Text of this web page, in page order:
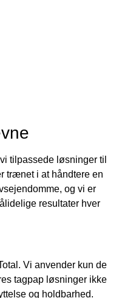
tilpassede løsninger til
trænet i at håndtere en
og vi er
resultater hver
Vi anvender kun de
tagpap løsninger ikke
og holdbarhed.